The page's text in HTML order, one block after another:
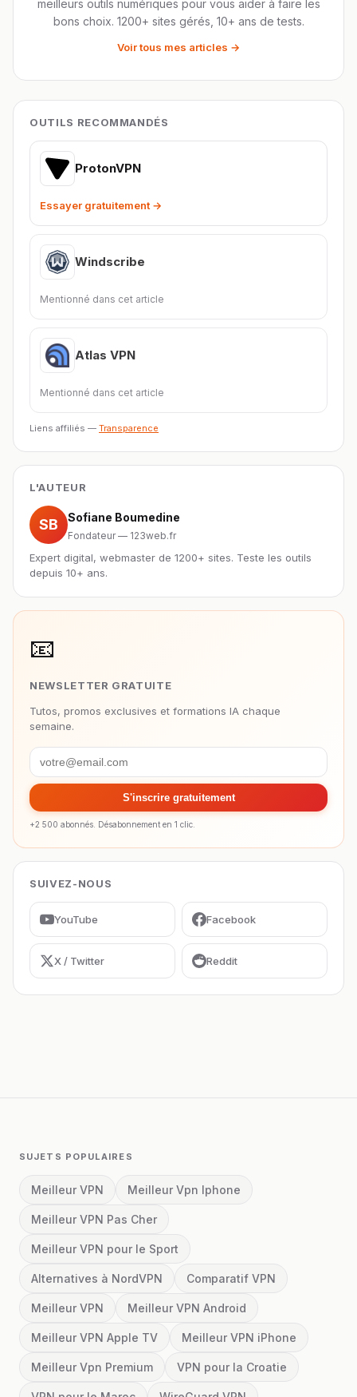
meilleurs outils numériques pour vous aider à faire les
bons choix. 1200+ sites gérés, 10+ ans de tests.
Voir tous mes articles →
OUTILS RECOMMANDÉS
ProtonVPN
Essayer gratuitement →
Windscribe
Mentionné dans cet article
Atlas VPN
Mentionné dans cet article
Liens affiliés — Transparence
L'AUTEUR
SB Sofiane Boumedine
Fondateur — 123web.fr
Expert digital, webmaster de 1200+ sites. Teste les outils
depuis 10+ ans.
📧
NEWSLETTER GRATUITE
Tutos, promos exclusives et formations IA chaque
semaine.
S'inscrire gratuitement
+2 500 abonnés. Désabonnement en 1 clic.
SUIVEZ-NOUS
YouTube Facebook
X / Twitter Reddit
SUJETS POPULAIRES
Meilleur VPN Meilleur Vpn Iphone
Meilleur VPN Pas Cher
Meilleur VPN pour le Sport
Alternatives à NordVPN Comparatif VPN
Meilleur VPN Meilleur VPN Android
Meilleur VPN Apple TV Meilleur VPN iPhone
Meilleur Vpn Premium VPN pour la Croatie